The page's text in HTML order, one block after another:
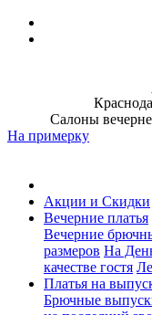
Салоны
На примерку
Акции и Скидки
Вечерние платья
Вечерние
размеров На
качестве гостя
Платья на
Брючные